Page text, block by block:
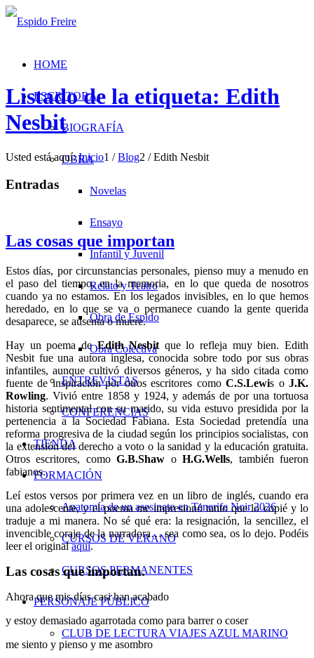
HOME
ESCRITORA
BIOGRAFÍA
OBRA
Novelas
Ensayo
Infantil y Juvenil
Relato y Teatro
Obra de Espido
Obra Colectiva
ENTREVISTAS
CONFERENCIAS
TIENDA
FORMACIÓN
Anatomía de un asesinato en Tenerife Noir 2026
CURSOS DE VERANO
CURSOS PERMANENTES
PERSONAJE PÚBLICO
CLUB DE LECTURA VIAJES AZUL MARINO
Listado de la etiqueta: Edith
Nesbit
Usted está aquí: Inicio1 / Blog2 / Edith Nesbit
Entradas
Las cosas que importan
Estos días, por circunstancias personales, pienso muy a menudo en
el paso del tiempo, en la memoria, en lo que queda de nosotros
cuando ya no estamos. En los legados invisibles, en lo que hemos
heredado, en lo que se va o permanece cuando la gente querida
desaparece, se ausenta o muere.
Hay un poema deEdith Nesbit que lo refleja muy bien. Edith
Nesbit fue una autora inglesa, conocida sobre todo por sus obras
infantiles, aunque cultivó diversos géneros, y ha sido citada como
fuente de inspiración por otros escritores comoC.S.Lewis oJ.K.
Rowling. Vivió entre 1858 y 1924, y además de por una tortuosa
historia sentimental con su marido, su vida estuvo presidida por la
pertenencia a la Sociedad Fabiana. Esta Sociedad pretendía una
reforma progresiva de la ciudad según los principios socialistas, con
la extensión del derecho a voto o la sanidad y la educación gratuita.
Otros escritores, comoG.B.Shaw oH.G.Wells, también fueron
fabianos.
Leí estos versos por primera vez en un libro de inglés, cuando era
una adolescente, y el poema me impresionó tanto que lo copié y lo
traduje a mi manera. No sé qué era: la resignación, la sencillez, el
invencible coraje de la narradora… sea como sea, os lo dejo. Podéis
leer el originalaquí.
Las cosas que importan.
Ahora que mis días casi han acabado
y estoy demasiado agarrotada como para barrer o coser
me siento y pienso y me asombro